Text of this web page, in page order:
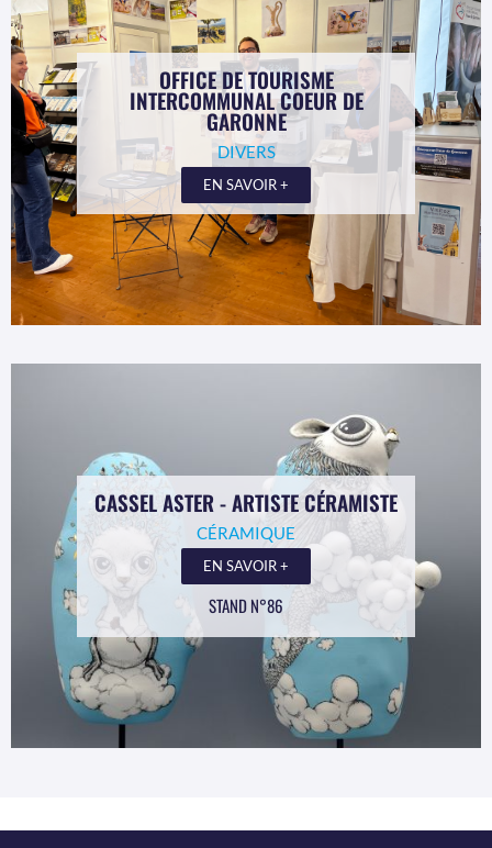
OFFICE DE TOURISME
INTERCOMMUNAL COEUR DE
GARONNE
DIVERS
EN SAVOIR +
CASSEL ASTER - ARTISTE CÉRAMISTE
CÉRAMIQUE
EN SAVOIR +
STAND N°86